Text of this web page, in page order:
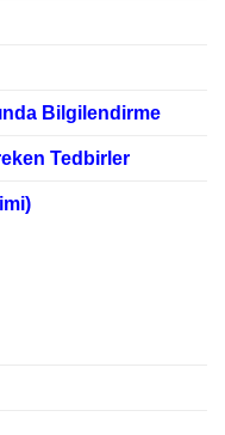
Bilgilendirme
Tedbirler